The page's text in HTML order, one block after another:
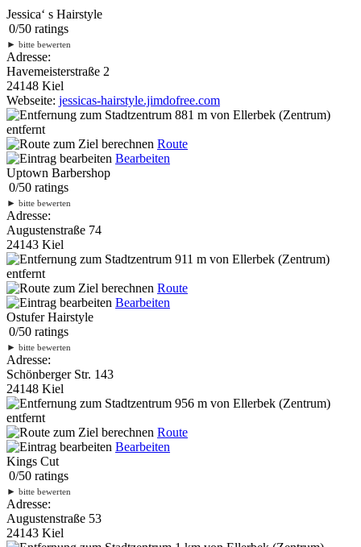
Jessica‘ s Hairstyle
0/50 ratings
► bitte bewerten
Adresse:
Havemeisterstraße 2
24148 Kiel
Webseite: jessicas-hairstyle.jimdofree.com
881 m von Ellerbek (Zentrum)
entfernt
Route
Bearbeiten
Uptown Barbershop
0/50 ratings
► bitte bewerten
Adresse:
Augustenstraße 74
24143 Kiel
911 m von Ellerbek (Zentrum)
entfernt
Route
Bearbeiten
Ostufer Hairstyle
0/50 ratings
► bitte bewerten
Adresse:
Schönberger Str. 143
24148 Kiel
956 m von Ellerbek (Zentrum)
entfernt
Route
Bearbeiten
Kings Cut
0/50 ratings
► bitte bewerten
Adresse:
Augustenstraße 53
24143 Kiel